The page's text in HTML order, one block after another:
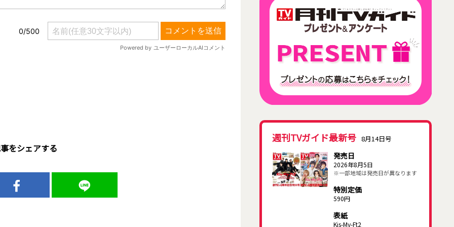
をシェアする
週刊TVガイド最新号 8月14日号
発売日
2026年8月5日
※一部地域は発売日が異なります
特別定価
590円
表紙
Kis-My-Ft2